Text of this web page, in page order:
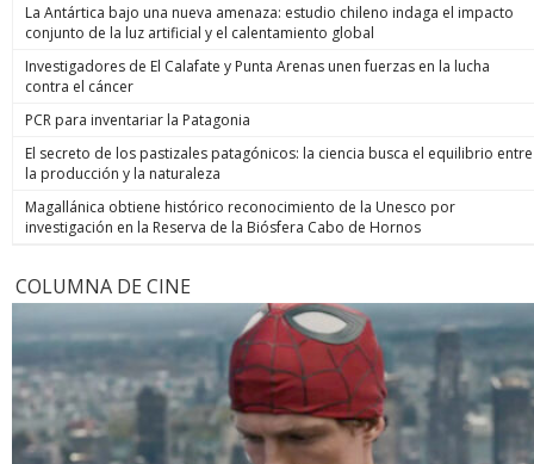
La Antártica bajo una nueva amenaza: estudio chileno indaga el impacto
conjunto de la luz artificial y el calentamiento global
Investigadores de El Calafate y Punta Arenas unen fuerzas en la lucha
contra el cáncer
PCR para inventariar la Patagonia
El secreto de los pastizales patagónicos: la ciencia busca el equilibrio entre
la producción y la naturaleza
Magallánica obtiene histórico reconocimiento de la Unesco por
investigación en la Reserva de la Biósfera Cabo de Hornos
COLUMNA DE CINE